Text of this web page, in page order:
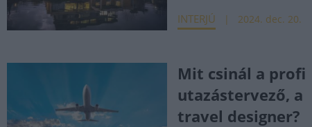
INTERJÚ 2024. dec. 20.
Mit csinál a profi
utazástervező, a
travel designer?